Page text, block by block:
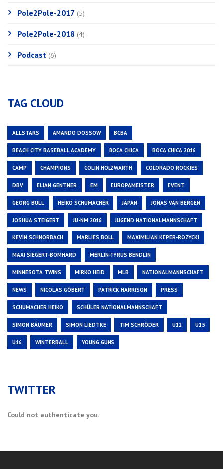
Pole2Pole-2017 (5)
Pole2Pole-2018 (4)
Podcast (6)
TAG CLOUD
ALLSTARS AMANDO DOSSOW BCBA
BEACH CITY BASEBALL ACADEMY BOCA CHICA BOCA CHICA 2016
CAMP CHAMPIONS COLIN HOLZWARTH COLORADO ROCKIES
DBV ELIAN GENTNER EM EUROPAMEISTER EVENT
GEORG BULL HEIKO SCHUMACHER JAPAN JONAS VAN BERGEN
JOSHUA STEIGERT JU-NM 2016 JUGEND NATIONALMANNSCHAFT
KEVIN SCHNORBACH MARLIES BOLL MAXIMILIAN KEPER-ROZYCKI
MAXI SIEGERT-BOMHARD MERLIN-TYRUS BENDLIN
MINNESOTA TWINS MIRKO HEID MLB NATIONALMANNSCHAFT
NEWS NICOLAS GÖBERT PATRICK HARRISON PRESS
SCHUMACHER HEIKO SCHÜLER NATIONALMANNSCHAFT
SIMON BÄUMER SIMON LIEDTKE TIM SCHRÖDER U12 U15
U16 WINTERBALL YOUNG GUNS
TWITTER
Could not authenticate you.